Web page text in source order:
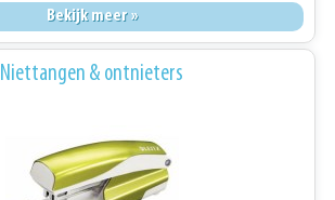
Bekijk meer »
Niettangen & ontnieters